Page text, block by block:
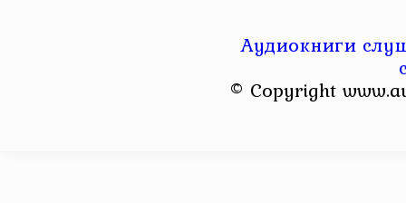
Аудиокниги
© Copyright